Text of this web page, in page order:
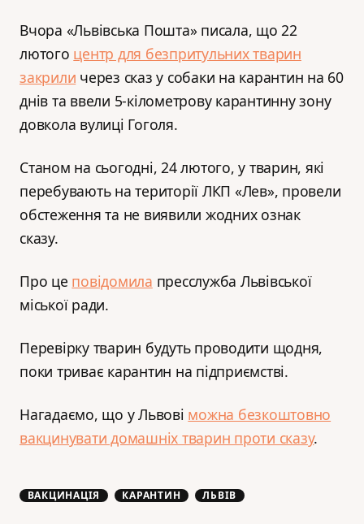
Вчора «Львівська Пошта» писала, що 22
лютого центр для безпритульних тварин
закрили через сказ у собаки на карантин на 60
днів та ввели 5-кілометрову карантинну зону
довкола вулиці Гоголя.
Станом на сьогодні, 24 лютого, у тварин, які
перебувають на території ЛКП «Лев», провели
обстеження та не виявили жодних ознак
сказу.
Про це повідомила пресслужба Львівської
міської ради.
Перевірку тварин будуть проводити щодня,
поки триває карантин на підприємстві.
Нагадаємо, що у Львові можна безкоштовно
вакцинувати домашніх тварин проти сказу.
ВАКЦИНАЦІЯ КАРАНТИН ЛЬВІВ